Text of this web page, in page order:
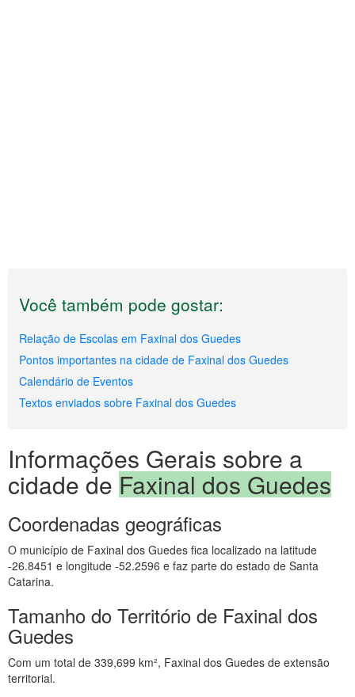
Você também pode gostar:
Relação de Escolas em Faxinal dos Guedes
Pontos importantes na cidade de Faxinal dos Guedes
Calendário de Eventos
Textos enviados sobre Faxinal dos Guedes
Informações Gerais sobre a
cidade de Faxinal dos Guedes
Coordenadas geográficas
O município de Faxinal dos Guedes fica localizado na latitude
-26.8451 e longitude -52.2596 e faz parte do estado de Santa
Catarina.
Tamanho do Território de Faxinal dos
Guedes
Com um total de 339,699 km², Faxinal dos Guedes de extensão
territorial.